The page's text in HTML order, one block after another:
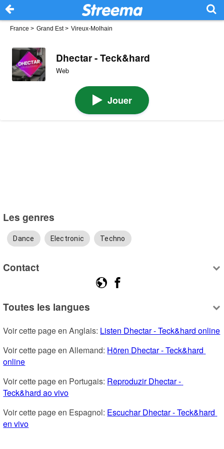
France > Grand Est> Vireux-Molhain
Dhectar - Teck&hard
Web
Jouer
Les genres
Dance Electronic Techno
Contact
Toutes les langues
Voir cette page en Anglais: Listen Dhectar - Teck&hard online
Voir cette page en Allemand: Hören Dhectar - Teck&hard
online
Voir cette page en Portugais: Reproduzir Dhectar -
Teck&hard ao vivo
Voir cette page en Espagnol: Escuchar Dhectar - Teck&hard
en vivo